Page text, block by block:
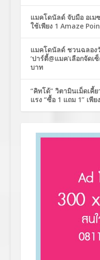
แมคโดนัลด์ จับมือ อเม
ใช้เพียง 1 Amaze
แมคโดนัลด์ ชวนฉลอง
‘ปาร์ตี้@แมค’เลือกจัดเ
บาท
“คิทโด้” วิตามินเม็ดเคี้
แรง “ซื้อ 1 แถม 1” เพี